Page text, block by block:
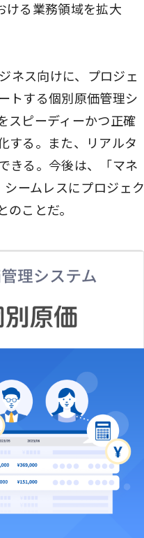
ける業務領域を拡大
ネス向けに、プロジェ
トする個別原価管理シ
スピーディーかつ正確
する。また、リアルタ
きる。今後は、「マネ
ームレスにプロジェク
ことだ。